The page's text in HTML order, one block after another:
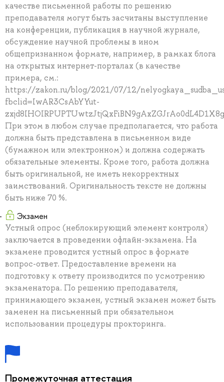
качестве письменной работы по решению
преподавателя могут быть засчитаны выступление
на конференции, публикация в научной журнале,
обсуждение научной проблемы в ином
общепризнанном формате, например, в рамках блога
на открытых интернет-порталах (в качестве
примера, см.:
https://zakon.ru/blog/2021/07/12/
fbclid=IwAR3CsAbYYut-
При этом в любом случае предполагается, что работа
должна быть представлена в письменном виде
(бумажном или электронном) и должна содержать
обязательные элементы. Кроме того, работа должна
быть оригинальной, не иметь некорректных
заимствований. Оригинальность тексте не должны
быть ниже 70 %.
Экзамен
Устный опрос (неблокирующий элемент контроля)
заключается в проведении офлайн-экзамена. На
экзамене проводится устный опрос в формате
вопрос-ответ. Предоставление времени на
подготовку к ответу производится по усмотрению
экзаменатора. По решению преподавателя,
принимающего экзамен, устный экзамен может быть
заменен на письменный при обязательном
использовании процедуры прокторинга.
Промежуточная аттестация